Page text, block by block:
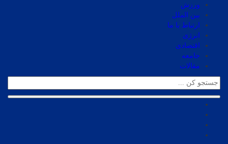
ورزش
بین الملل
ارتباط با ما
انرژی
اقتصادی
جامعه
مقالات